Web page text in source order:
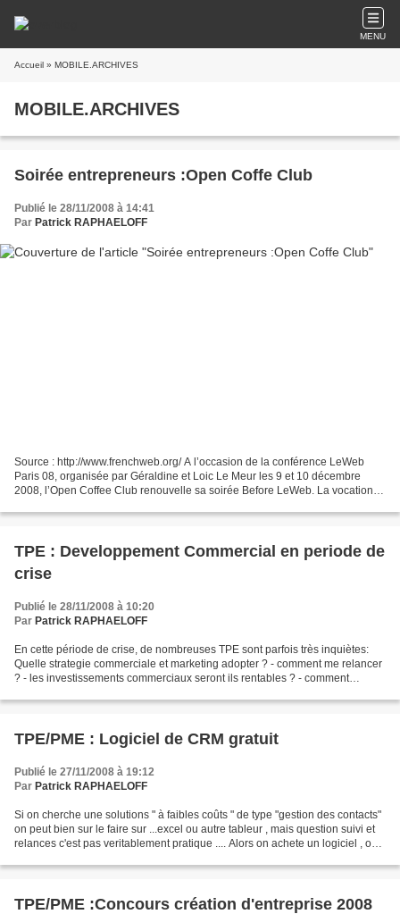
MENU
Accueil » MOBILE.ARCHIVES
MOBILE.ARCHIVES
Soirée entrepreneurs :Open Coffe Club
Publié le 28/11/2008 à 14:41
Par Patrick RAPHAELOFF
Source : http://www.frenchweb.org/ A l’occasion de la conférence LeWeb
Paris 08, organisée par Géraldine et Loic Le Meur les 9 et 10 décembre
2008, l’Open Coffee Club renouvelle sa soirée Before LeWeb. La vocation
TPE : Developpement Commercial en periode de
crise
Publié le 28/11/2008 à 10:20
Par Patrick RAPHAELOFF
En cette période de crise, de nombreuses TPE sont parfois très inquiètes:
Quelle strategie commerciale et marketing adopter ? - comment me relancer
? - les investissements commerciaux seront ils rentables ? - comment
TPE/PME : Logiciel de CRM gratuit
Publié le 27/11/2008 à 19:12
Par Patrick RAPHAELOFF
Si on cherche une solutions " à faibles coûts " de type "gestion des contacts"
on peut bien sur le faire sur ...excel ou autre tableur , mais question suivi et
relances c'est pas veritablement pratique .... Alors on achete un logiciel , on
TPE/PME :Concours création d'entreprise 2008